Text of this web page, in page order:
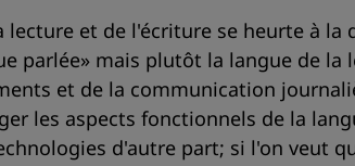
lecture et de l'écriture se heurte à
parlée» mais plutôt la langue de la
et de la communication
les aspects fonctionnels de la
d'autre part; si l'on veut